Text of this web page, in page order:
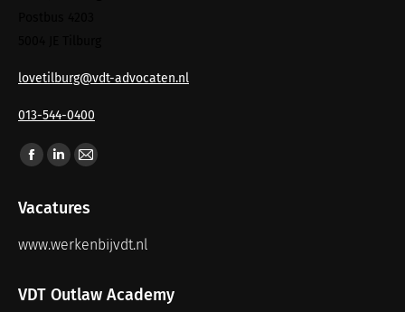
lovetilburg@vdt-advocaten.nl
013-544-0400
Vind ons op:
Vacatures
www.werkenbijvdt.nl
VDT Outlaw Academy